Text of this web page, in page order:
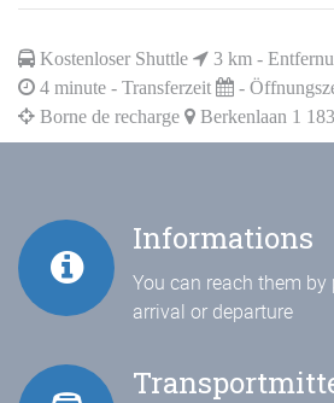
Kostenloser Shuttle 3 km -
4 minute - Transferzeit
-
Borne de recharge
Berkenlaan 1
Informations
You can reach them
arrival or departure